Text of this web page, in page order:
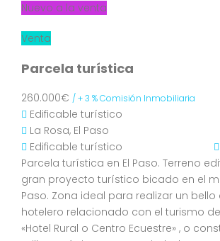
Nuevo a la venta
Venta
Parcela turística
260.000€ / + 3 % Comisión Inmobiliaria
Edificable turístico
La Rosa, El Paso
Edificable turístico
Parcela turística en El Paso. Terreno
gran proyecto turístico bicado en el
Paso. Zona ideal para realizar un
hotelero relacionado con el turismo
«Hotel Rural o Centro Ecuestre» , o